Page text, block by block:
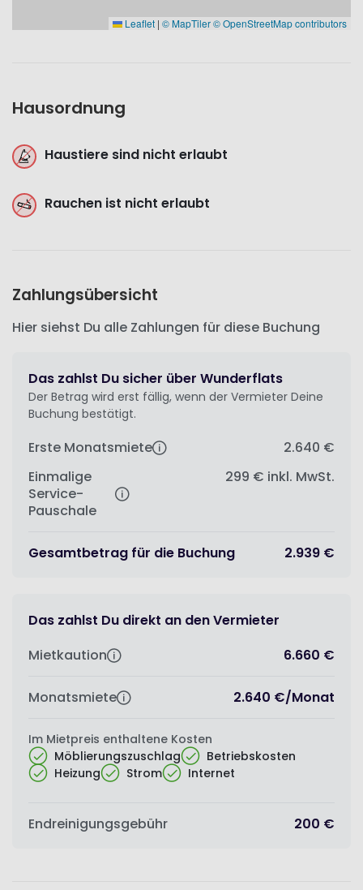
Leaflet | © MapTiler© OpenStreetMap contributors
Hausordnung
Haustiere sind nicht erlaubt
Rauchen ist nicht erlaubt
Zahlungsübersicht
Hier siehst Du alle Zahlungen für diese Buchung
Das zahlst Du sicher über Wunderflats
Der Betrag wird erst fällig, wenn der Vermieter Deine
Buchung bestätigt.
Erste Monatsmiete
2.640 €
Einmalige
Service-
Pauschale
299 € inkl. MwSt.
Gesamtbetrag für die Buchung 2.939 €
Das zahlst Du direkt an den Vermieter
Mietkaution
6.660 €
Monatsmiete 2.640 €/Monat
Im Mietpreis enthaltene Kosten
Möblierungszuschlag
Betriebskosten
Heizung
Strom Internet
Endreinigungsgebühr 200 €